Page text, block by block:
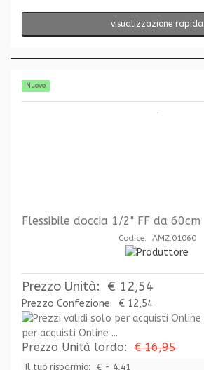
visualizzazione rapida
Nuovo
Flessibile doccia 1/2" FF da 60cm
Codice: AMZ.01060
Prezzo Unità: € 12,54
Prezzo Confezione:
€ 12,54
per acquisti Online ...
Prezzo Unità lordo: € 16,95
Il tuo risparmio: € - 4,41